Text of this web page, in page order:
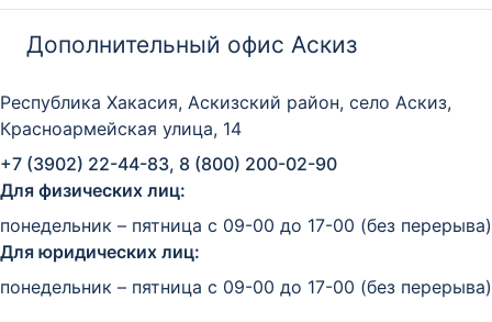
Дополнительный офис Аскиз
Республика Хакасия, Аскизский район, село Аскиз,
Красноармейская улица, 14
+7 (3902) 22-44-83, 8 (800) 200-02-90
Для физических лиц:
понедельник – пятница c 09-00 до 17-00 (без перерыва)
Для юридических лиц:
понедельник – пятница c 09-00 до 17-00 (без перерыва)